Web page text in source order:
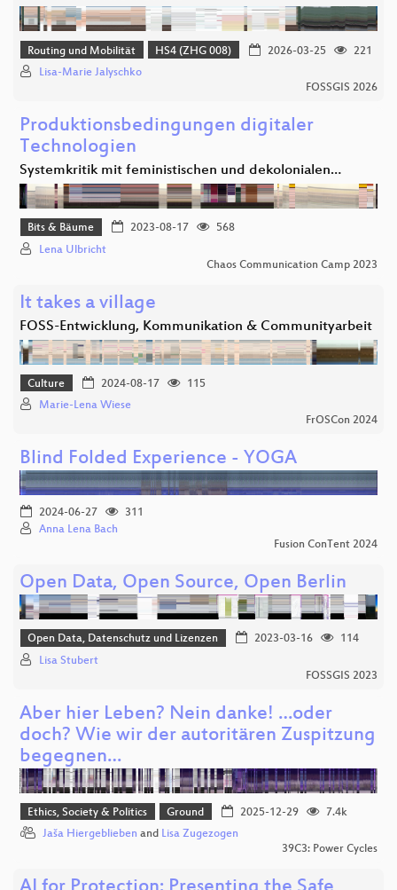
Routing und Mobilität HS4 (ZHG 008) 2026-03-25
221
Lisa-Marie Jalyschko
FOSSGIS 2026
Produktionsbedingungen digitaler
Technologien
Systemkritik mit feministischen und dekolonialen…
Bits & Bäume 2023-08-17
568
Lena Ulbricht
Chaos Communication Camp 2023
It takes a village
FOSS-Entwicklung, Kommunikation & Communityarbeit
Culture 2024-08-17
115
Marie-Lena Wiese
FrOSCon 2024
Blind Folded Experience - YOGA
2024-06-27
311
Anna Lena Bach
Fusion ConTent 2024
Open Data, Open Source, Open Berlin
Open Data, Datenschutz und Lizenzen 2023-03-16
114
Lisa Stubert
FOSSGIS 2023
Aber hier Leben? Nein danke! …oder
doch? Wie wir der autoritären Zuspitzung
begegnen…
Ethics, Society & Politics Ground 2025-12-29
7.4k
Jaša Hiergeblieben and Lisa Zugezogen
39C3: Power Cycles